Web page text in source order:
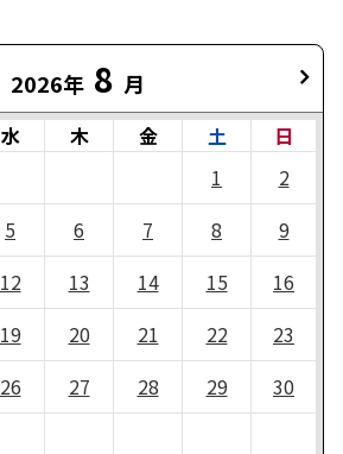
2026年 8 月
水 木 金 土
日
1
2
5 6 7 8
9
12 13 14 15
16
19 20 21 22
23
26 27 28 29
30